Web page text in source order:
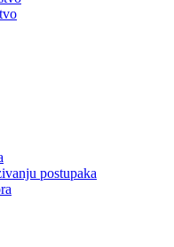
postupaka